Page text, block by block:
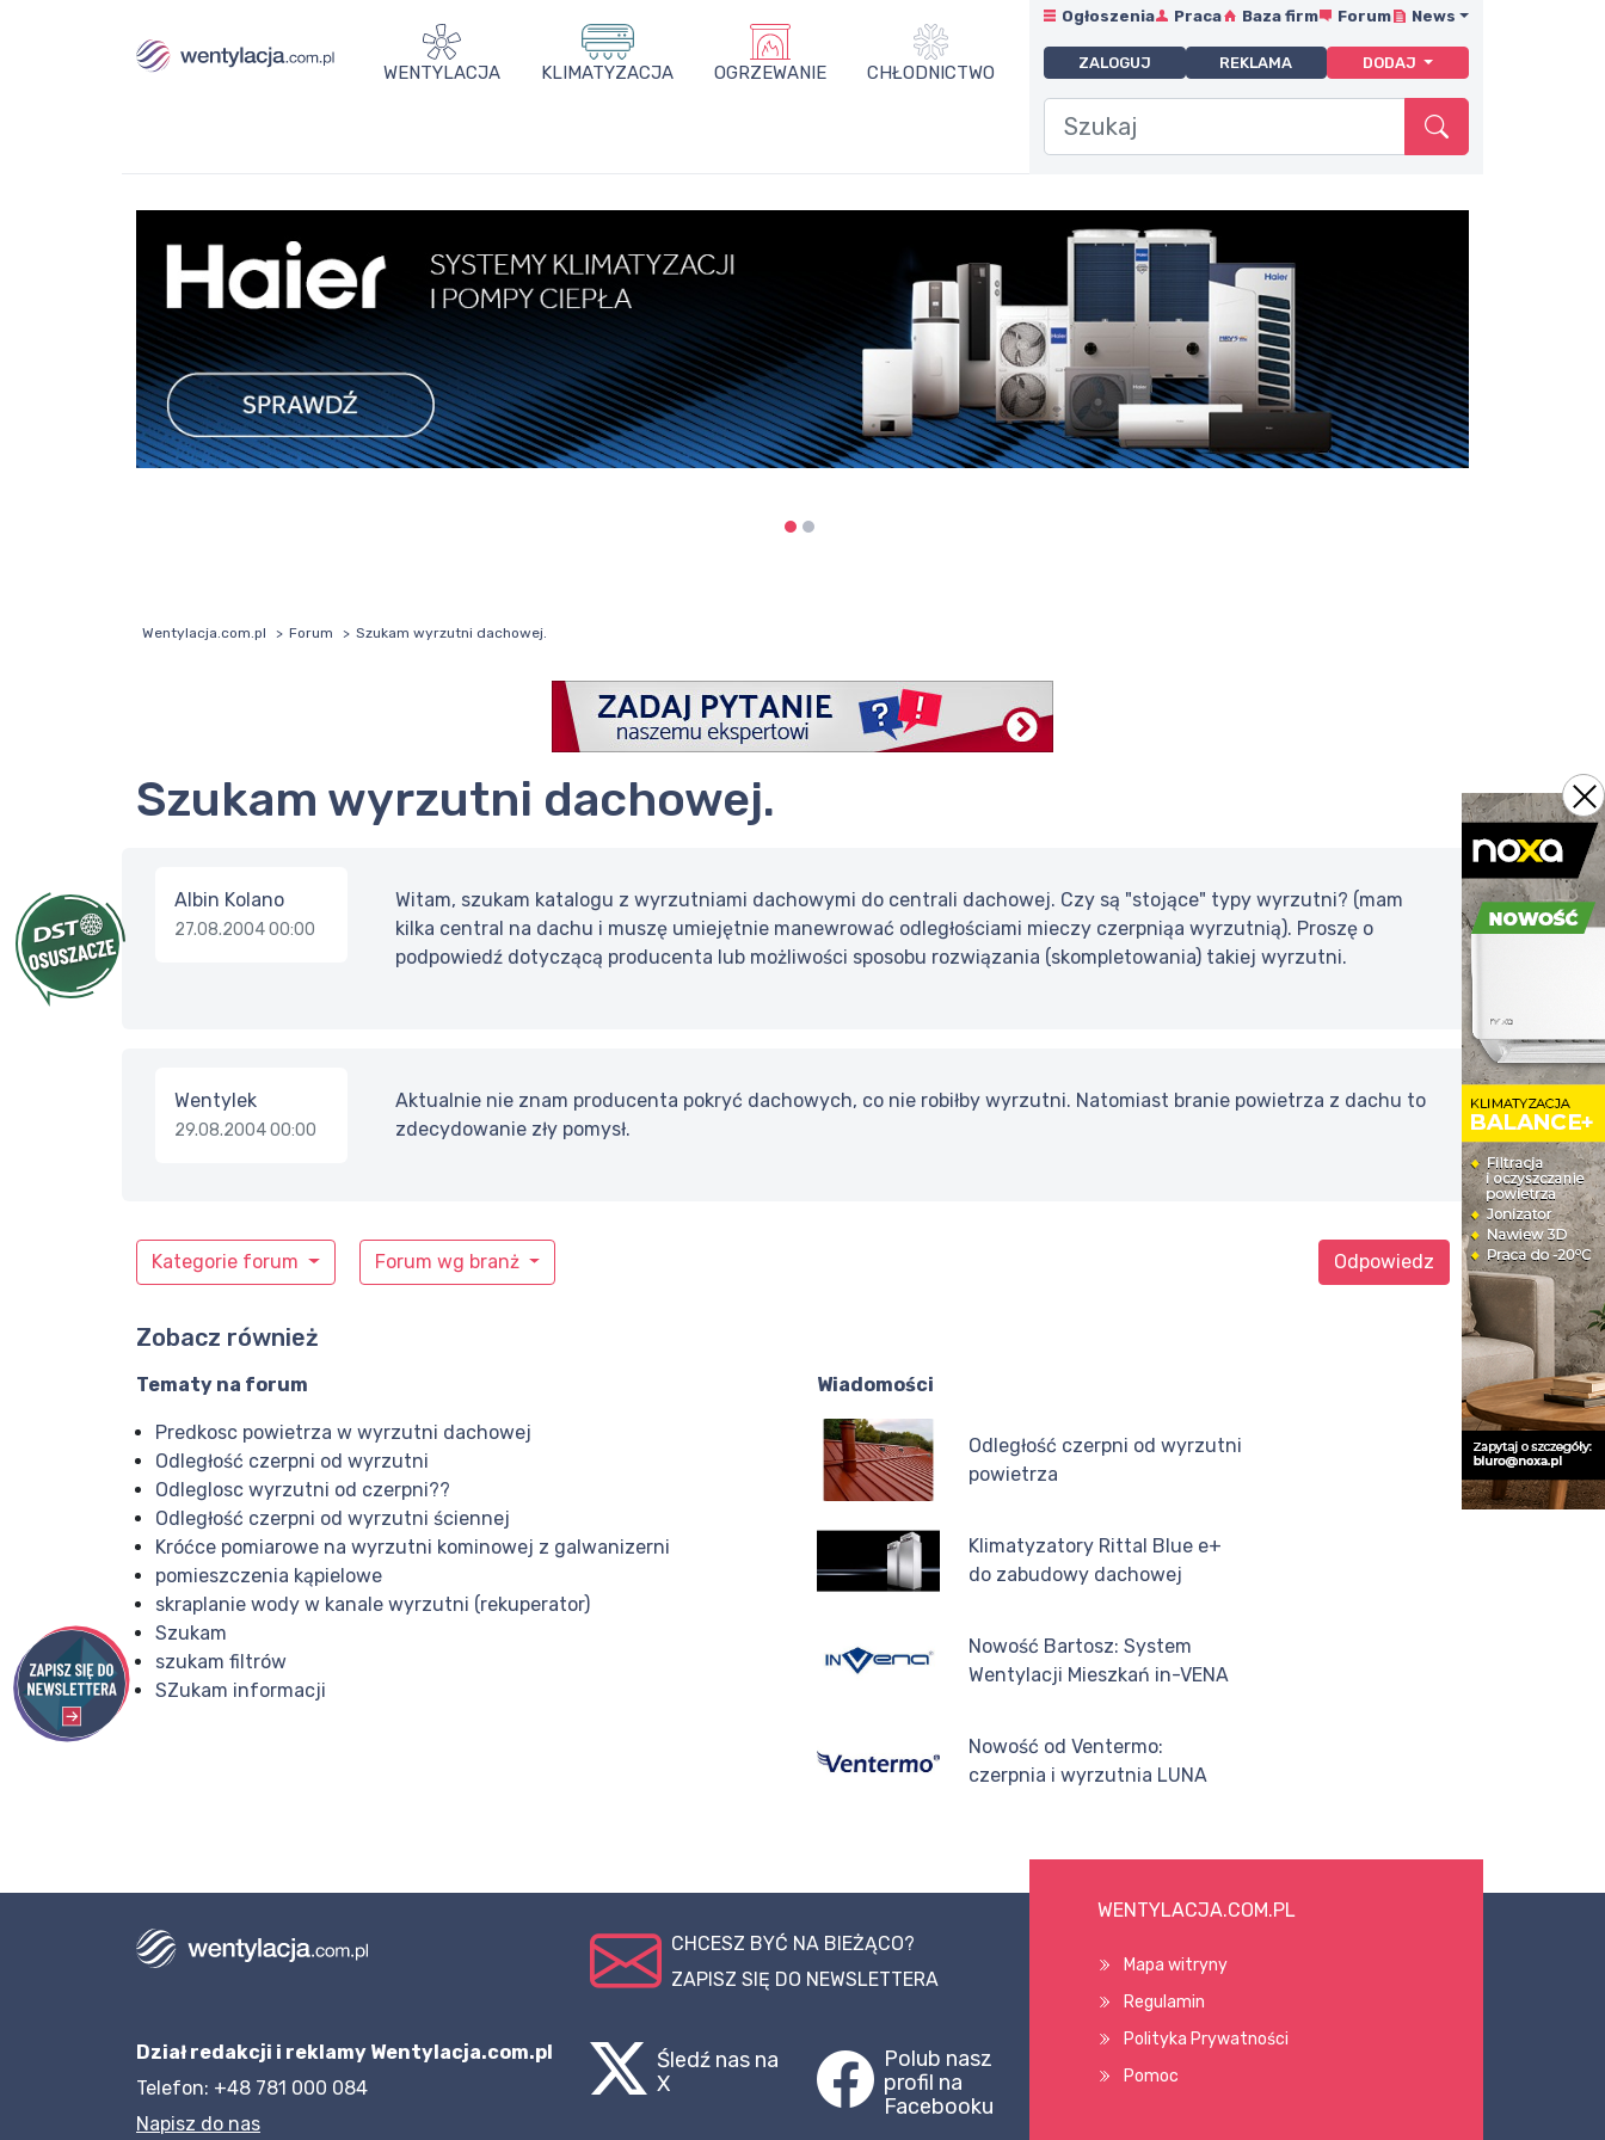
WENTYLACJA KLIMATYZACJA OGRZEWANIE CHŁODNICTWO
Ogłoszenia Praca Baza firm Forum News
ZALOGUJ REKLAMA DODAJ
Wentylacja.com.pl Forum Szukam wyrzutni dachowej.
Szukam wyrzutni dachowej.
Albin Kolano
27.08.2004 00:00
Witam, szukam katalogu z wyrzutniami dachowymi do centrali dachowej. Czy są "stojące" typy wyrzutni? (mam
kilka central na dachu i muszę umiejętnie manewrować odległościami mieczy czerpniąa wyrzutnią). Proszę o
podpowiedź dotyczącą producenta lub możliwości sposobu rozwiązania (skompletowania) takiej wyrzutni.
Wentylek
29.08.2004 00:00
Aktualnie nie znam producenta pokryć dachowych, co nie robiłby wyrzutni. Natomiast branie powietrza z dachu to
zdecydowanie zły pomysł.
Kategorie forum Forum wg branż Odpowiedz
Zobacz również
Tematy na forum
Predkosc powietrza w wyrzutni dachowej
Odległość czerpni od wyrzutni
Odleglosc wyrzutni od czerpni??
Odległość czerpni od wyrzutni ściennej
Króćce pomiarowe na wyrzutni kominowej z galwanizerni
pomieszczenia kąpielowe
skraplanie wody w kanale wyrzutni (rekuperator)
Szukam
szukam filtrów
SZukam informacji
Wiadomości
Odległość czerpni od wyrzutni
powietrza
Klimatyzatory Rittal Blue e+
do zabudowy dachowej
Nowość Bartosz: System
Wentylacji Mieszkań in-VENA
Nowość od Ventermo:
czerpnia i wyrzutnia LUNA
CHCESZ BYĆ NA BIEŻĄCO?
ZAPISZ SIĘ DO NEWSLETTERA
Dział redakcji i reklamy Wentylacja.com.pl
Telefon: +48 781 000 084
Napisz do nas
Śledź nas na
X
Polub nasz
profil na
Facebooku
WENTYLACJA.COM.PL
Mapa witryny
Regulamin
Polityka Prywatności
Pomoc